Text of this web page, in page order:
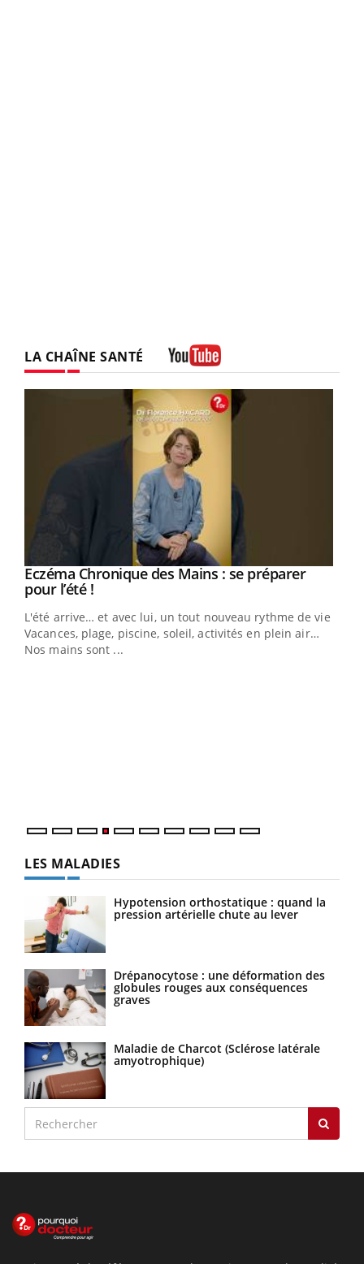
LA CHAÎNE SANTÉ
Youtube
Eczéma Chronique des Mains : se préparer
pour l’été !Youtube
L'été arrive… et avec lui, un tout nouveau rythme de vie !
Vacances, plage, piscine, soleil, activités en plein air…
Nos mains sont ...
LES MALADIES
Hypotension orthostatique : quand la
pression artérielle chute au lever
Drépanocytose : une déformation des
globules rouges aux conséquences
graves
Maladie de Charcot (Sclérose latérale
amyotrophique)